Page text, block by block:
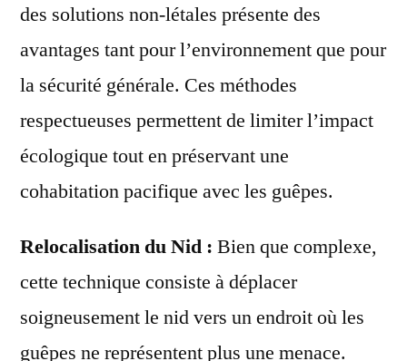
des solutions non-létales présente des
avantages tant pour l’environnement que pour
la sécurité générale. Ces méthodes
respectueuses permettent de limiter l’impact
écologique tout en préservant une
cohabitation pacifique avec les guêpes.
Relocalisation du Nid : Bien que complexe,
cette technique consiste à déplacer
soigneusement le nid vers un endroit où les
guêpes ne représentent plus une menace.